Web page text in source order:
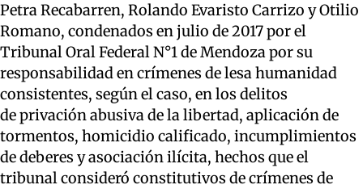
Petra Recabarren, Rolando Evaristo Carrizo y Otilio
Romano, condenados en julio de 2017 por el
Tribunal Oral Federal N°1 de Mendoza por su
responsabilidad en crímenes de lesa humanidad
consistentes, según el caso, en los delitos
de privación abusiva de la libertad, aplicación de
tormentos, homicidio calificado, incumplimientos
de deberes y asociación ilícita, hechos que el
tribunal consideró constitutivos de crímenes de